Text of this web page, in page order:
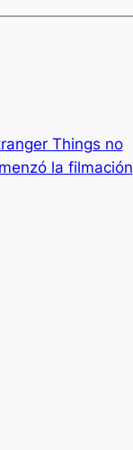
Things no
la filmación